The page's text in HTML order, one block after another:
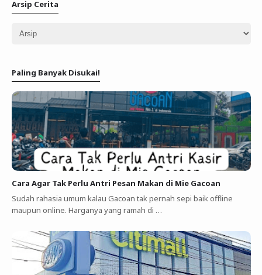
Arsip Cerita
Paling Banyak Disukai!
Cara Agar Tak Perlu Antri Pesan Makan di Mie Gacoan
Sudah rahasia umum kalau Gacoan tak pernah sepi baik offline
maupun online. Harganya yang ramah di …